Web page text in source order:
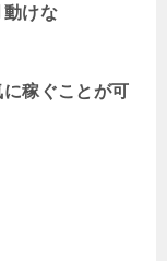
動けな
稼ぐことが可